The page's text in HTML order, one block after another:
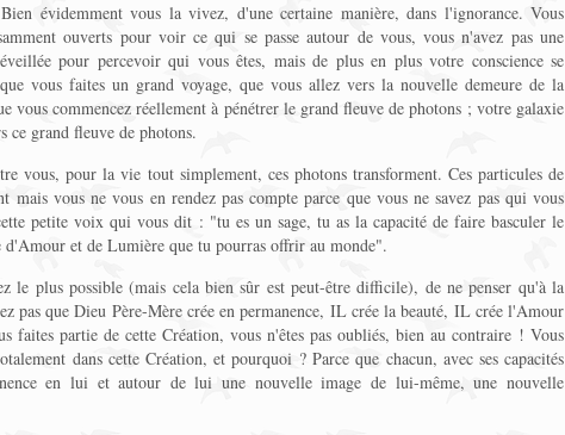
évidemment vous la vivez, d'une certaine manière, dans l'ignorance. Vous
ouverts pour voir ce qui se passe autour de vous, vous n'avez pas une
pour percevoir qui vous êtes, mais de plus en plus votre conscience se
vous faites un grand voyage, que vous allez vers la nouvelle demeure de la
vous commencez réellement à pénétrer le grand fleuve de photons ; votre galaxie
ce grand fleuve de photons.
vous, pour la vie tout simplement, ces photons transforment. Ces particules de
mais vous ne vous en rendez pas compte parce que vous ne savez pas qui vous
petite voix qui vous dit : "tu es un sage, tu as la capacité de faire basculer le
d'Amour et de Lumière que tu pourras offrir au monde".
le plus possible (mais cela bien sûr est peut-être difficile), de ne penser qu'à la
pas que Dieu Père-Mère crée en permanence, IL crée la beauté, IL crée l'Amour
faites partie de cette Création, vous n'êtes pas oubliés, bien au contraire ! Vous
dans cette Création, et pourquoi ? Parce que chacun, avec ses capacités
en lui et autour de lui une nouvelle image de lui-même, une nouvelle